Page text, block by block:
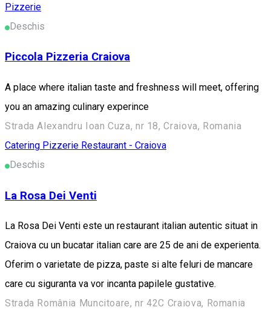
Pizzerie
Deschis
Piccola Pizzeria Craiova
A place where italian taste and freshness will meet, offering
you an amazing culinary experince
Strada Alexandru Ioan Cuza, nr 18, Craiova, Romania
Catering Pizzerie Restaurant - Craiova
Deschis
La Rosa Dei Venti
La Rosa Dei Venti este un restaurant italian autentic situat in
Craiova cu un bucatar italian care are 25 de ani de experienta.
Oferim o varietate de pizza, paste si alte feluri de mancare
care cu siguranta va vor incanta papilele gustative.
Strada România Muncitoare, nr 42C Craiova, Romania